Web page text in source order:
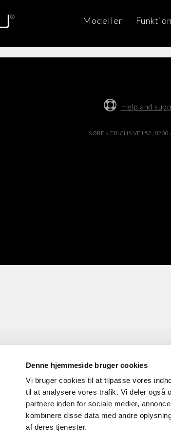
Denne hjemmeside bruger cookies
Vi bruger cookies til at tilpasse vores
til at analysere vores trafik. Vi deler også
partnere inden for sociale medier,
kombinere disse data med andre
af deres tjenester.
Modeller
Help and
SØREN FRICHS VEJ 52,